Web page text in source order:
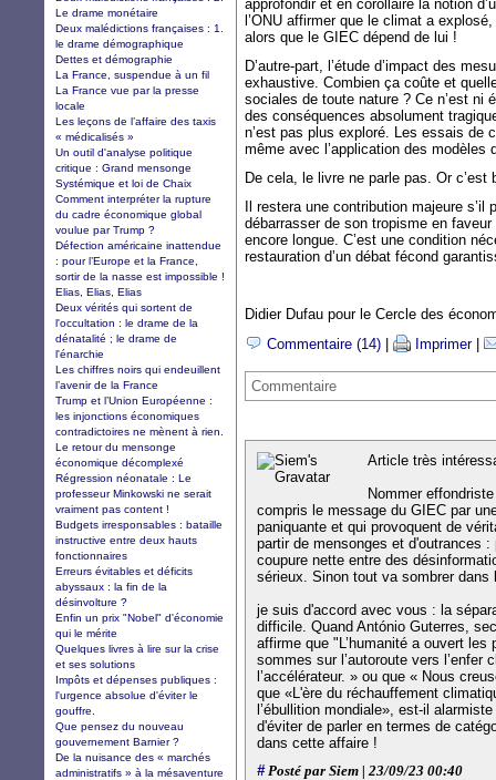
approfondir et en corollaire la notion
l’ONU affirmer que le climat a
alors que le GIEC dépend de lui !
D’autre-part, l’étude d’impact des
exhaustive. Combien ça coûte et
sociales de toute nature ? Ce n’est ni
des conséquences absolument
n’est pas plus exploré. Les essais de
même avec l’application des modèles
De cela, le livre ne parle pas. Or
Il restera une contribution majeure
débarrasser de son tropisme en
encore longue. C’est une condition
restauration d’un débat fécond
Didier Dufau pour le Cercle des
Commentaire (14)
Imprimer|
Commentaire
Article très
Nommer
compris le message du GIEC par
paniquante et qui provoquent de
partir de mensonges et d'outrances
coupure nette entre des
sérieux. Sinon tout va sombrer dans
je suis d'accord avec vous : la
difficile. Quand António Guterres,
affirme que "L’humanité a ouvert les
sommes sur l’autoroute vers
l’accélérateur. » ou que « Nous
que «L'ère du réchauffement
l’ébullition mondiale», est-il
d'éviter de parler en termes de
dans cette affaire !
#Posté par Siem | 23/09/23 00:40
Le drame monétaire
Deux malédictions françaises : 1.
le drame démographique
Dettes et démographie
La France, suspendue à un fil
La France vue par la presse
locale
Les leçons de l’affaire des taxis
« médicalisés »
Un outil d'analyse politique
critique : Grand mensonge
Systémique et loi de Chaix
Comment interpréter la rupture
du cadre économique global
voulue par Trump ?
Défection américaine inattendue
: pour l’Europe et la France,
sortir de la nasse est impossible !
Elias, Elias, Elias
Deux vérités qui sortent de
l'occultation : le drame de la
dénatalité ; le drame de
l'énarchie
Les chiffres noirs qui endeuillent
l’avenir de la France
Trump et l’Union Européenne :
les injonctions économiques
contradictoires ne mènent à rien.
Le retour du mensonge
économique décomplexé
Régression néonatale : Le
professeur Minkowski ne serait
vraiment pas content !
Budgets irresponsables : bataille
instructive entre deux hauts
fonctionnaires
Erreurs évitables et déficits
abyssaux : la fin de la
désinvolture ?
Enfin un prix "Nobel" d'économie
qui le mérite
Quelques livres à lire sur la crise
et ses solutions
Impôts et dépenses publiques :
l'urgence absolue d'éviter le
gouffre.
Que pensez du nouveau
gouvernement Barnier ?
De la nuisance des « marchés
administratifs » à la mésaventure